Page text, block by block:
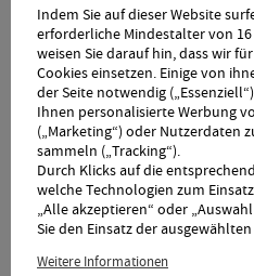
1 2 3
IHR MEHRWERT FÜR
neue & großzügige
Südbalkon, tw.
Minibar in allen Zimmern
kleiner, feiner Rebstock
Indem Sie auf dieser Website
erforderliche Mindestalter von
weisen Sie darauf hin, dass wir
Cookies einsetzen. Einige von
der Seite notwendig
Ihnen personalisierte Werbung
(„Marketing“) oder Nutzerdaten
sammeln („Tracking“).
Durch Klicks auf die
welche Technologien zum
„Alle akzeptieren“ oder
Sie den Einsatz der
Weitere Informationen